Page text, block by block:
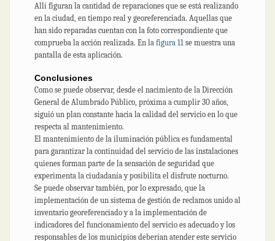
Allí figuran la cantidad de reparaciones que se está realizando
en la ciudad, en tiempo real y georeferenciada. Aquellas que
han sido reparadas cuentan con la foto correspondiente que
comprueba la acción realizada. En la figura 11 se muestra una
pantalla de esta aplicación.
Conclusiones
Como se puede observar, desde el nacimiento de la Dirección
General de Alumbrado Público, próxima a cumplir 30 años,
siguió un plan constante hacia la calidad del servicio en lo que
respecta al mantenimiento.
El mantenimiento de la iluminación pública es fundamental
para garantizar la continuidad del servicio de las instalaciones
quienes forman parte de la sensación de seguridad que
experimenta la ciudadanía y posibilita el disfrute nocturno.
Se puede observar también, por lo expresado, que la
implementación de un sistema de gestión de reclamos unido al
inventario georeferenciado y a la implementación de
indicadores del funcionamiento del servicio es adecuado y los
responsables de los municipios deberían atender este servicio